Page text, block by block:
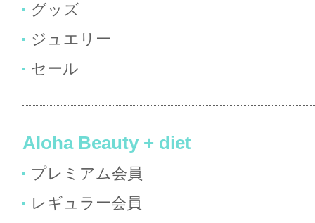
グッズ
ジュエリー
セール
Aloha Beauty + diet
プレミアム会員
レギュラー会員